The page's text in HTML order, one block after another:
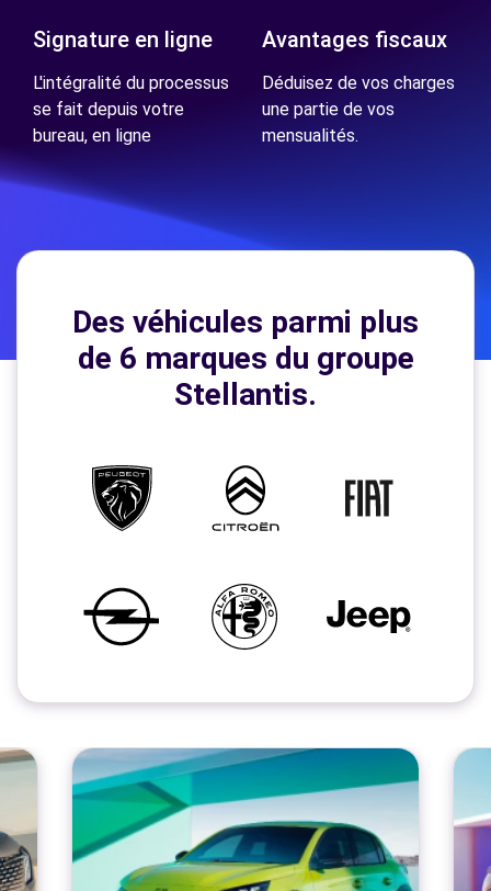
Signature en ligne
L'intégralité du processus
se fait depuis votre
bureau, en ligne
Avantages fiscaux
Déduisez de vos charges
une partie de vos
mensualités.
Des véhicules parmi plus
de 6 marques du groupe
Stellantis.